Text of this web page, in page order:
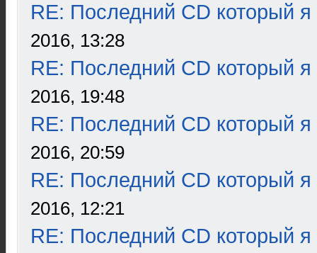
RE: Последний CD который я
2016, 13:28
RE: Последний CD который я
2016, 19:48
RE: Последний CD который я
2016, 20:59
RE: Последний CD который я
2016, 12:21
RE: Последний CD который я